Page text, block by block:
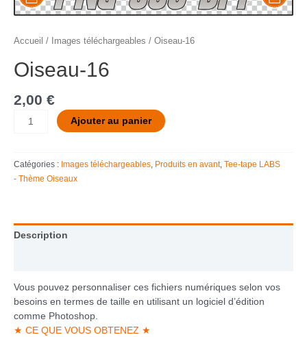
Accueil / Images téléchargeables / Oiseau-16
Oiseau-16
2,00 €
Ajouter au panier
Catégories : Images téléchargeables Produits en avant, Tee-tape LABS
- Thème Oiseaux
Description
Vous pouvez personnaliser ces fichiers numériques selon vos
besoins en termes de taille en utilisant un logiciel d’édition
comme Photoshop.
★ CE QUE VOUS OBTENEZ ★